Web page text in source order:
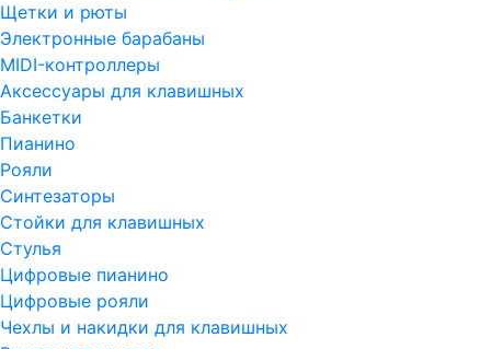
Щетки и рюты
Электронные барабаны
MIDI-контроллеры
Аксессуары для клавишных
Банкетки
Пианино
Рояли
Синтезаторы
Стойки для клавишных
Стулья
Цифровые пианино
Цифровые рояли
Чехлы и накидки для клавишных